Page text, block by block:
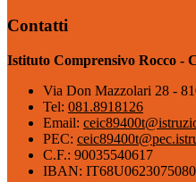
Contatti
Istituto Comprensivo Rocco -
Via Don Mazzolari 28 -
Tel: 081.8918126
Email:
PEC:
C.F.: 90035540617
IBAN: